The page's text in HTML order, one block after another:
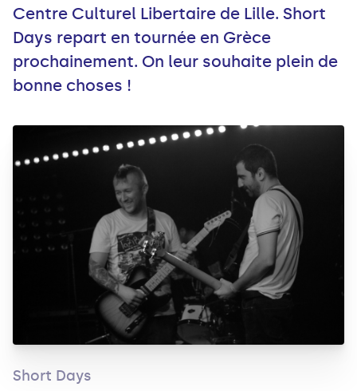
Centre Culturel Libertaire de Lille. Short
Days repart en tournée en Grèce
prochainement. On leur souhaite plein de
bonne choses !
Short Days